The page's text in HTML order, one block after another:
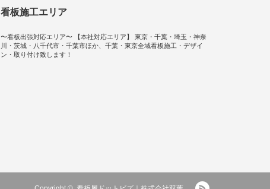
看板施工エリア
〜看板出張対応エリア〜 【本社対応エリア】 東京・千葉・埼玉・神奈
川・茨城・八千代市・千葉市ほか、千葉・東京全域看板施工・デザイ
ン・取り付け致します！